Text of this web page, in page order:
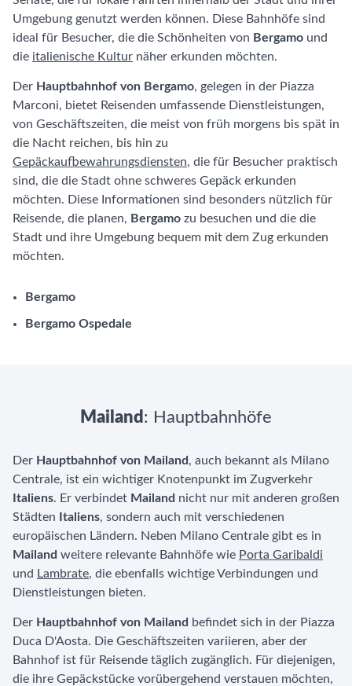
Umgebung genutzt werden können. Diese Bahnhöfe sind
ideal für Besucher, die die Schönheiten von Bergamo und
die italienische Kultur näher erkunden möchten.
Der Hauptbahnhof von Bergamo, gelegen in der Piazza
Marconi, bietet Reisenden umfassende Dienstleistungen,
von Geschäftszeiten, die meist von früh morgens bis spät in
die Nacht reichen, bis hin zu
Gepäckaufbewahrungsdiensten, die für Besucher praktisch
sind, die die Stadt ohne schweres Gepäck erkunden
möchten. Diese Informationen sind besonders nützlich für
Reisende, die planen, Bergamo zu besuchen und die die
Stadt und ihre Umgebung bequem mit dem Zug erkunden
möchten.
Bergamo
Bergamo Ospedale
Mailand : Hauptbahnhöfe
Der Hauptbahnhof von Mailand , auch bekannt als Milano
Centrale, ist ein wichtiger Knotenpunkt im Zugverkehr
Italiens. Er verbindet Mailand nicht nur mit anderen großen
Städten
Italiens, sondern auch mit verschiedenen
europäischen Ländern. Neben Milano Centrale gibt es in
Mailand weitere relevante Bahnhöfe wie Porta Garibaldi
und Lambrate, die ebenfalls wichtige Verbindungen und
Dienstleistungen bieten.
Der Hauptbahnhof von Mailand befindet sich in der Piazza
Duca D'Aosta. Die Geschäftszeiten variieren, aber der
Bahnhof ist für Reisende täglich zugänglich. Für diejenigen,
die ihre Gepäckstücke vorübergehend verstauen möchten,